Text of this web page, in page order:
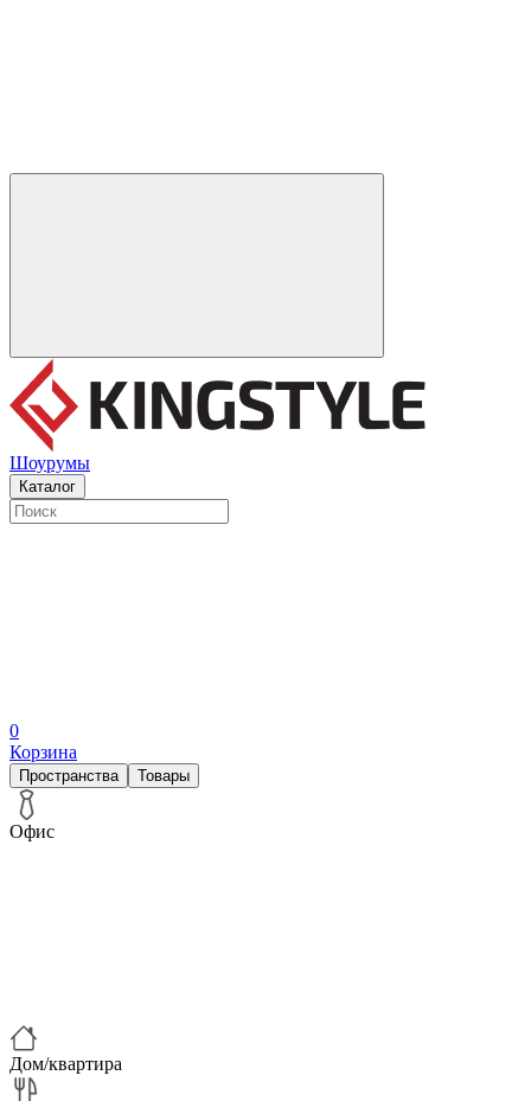
Шоурумы
Каталог
0
Корзина
Пространства Товары
Офис
Дом/квартира